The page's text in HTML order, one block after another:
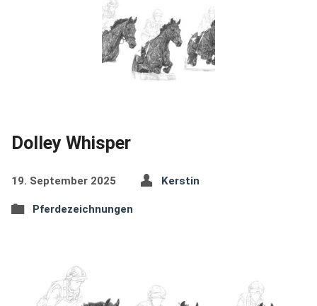
Dolley Whisper
19. September 2025 Kerstin
Pferdezeichnungen